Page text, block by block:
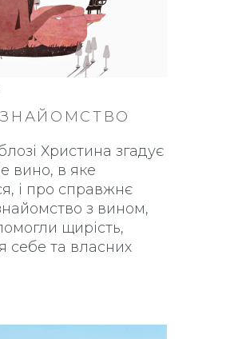
Христина згадує
вино, в яке
і про справжнє
з вином,
щирість,
себе та власних